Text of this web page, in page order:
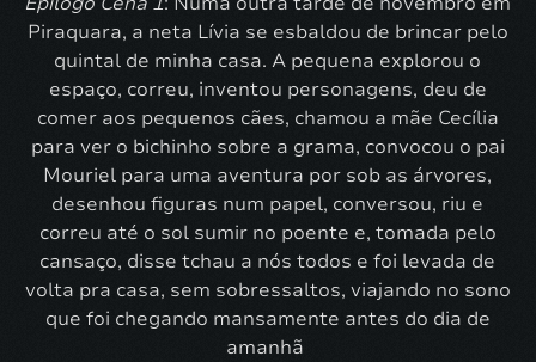
Piraquara, a neta Lívia se esbaldou de brincar pelo
quintal de minha casa. A pequena explorou o
espaço, correu, inventou personagens, deu de
comer aos pequenos cães, chamou a mãe Cecília
para ver o bichinho sobre a grama, convocou o pai
Mouriel para uma aventura por sob as árvores,
desenhou figuras num papel, conversou, riu e
correu até o sol sumir no poente e, tomada pelo
cansaço, disse tchau a nós todos e foi levada de
volta pra casa, sem sobressaltos, viajando no sono
que foi chegando mansamente antes do dia de
amanhã